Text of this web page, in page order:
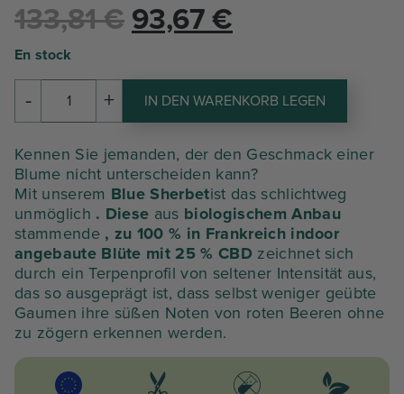
133,81€ Le
initial
était :
133,81 €.
93,67 €
actuel
est :
93,67 €.
En stock
-
Menge
an
BLUE
SHERBET
+ IN DEN WARENKORB LEGEN
Kennen Sie jemanden, der den Geschmack einer
Blume nicht unterscheiden kann?
Mit unserem Blue Sherbetist das schlichtweg
unmöglich . Diese aus biologischem Anbau
stammende , zu 100 % in Frankreich indoor
angebaute Blüte mit 25 % CBD zeichnet sich
durch ein Terpenprofil von seltener Intensität aus,
das so ausgeprägt ist, dass selbst weniger geübte
Gaumen ihre süßen Noten von roten Beeren ohne
zu zögern erkennen werden.